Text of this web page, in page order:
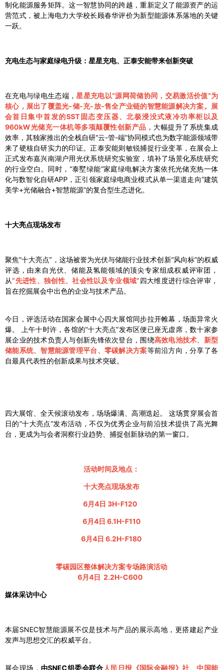
制化能源服务矩阵。这一智慧协同的跨越，重新定义了能源资产的运
营范式，被上海电力大学校长顾春华评价为新型能源体系落地的关键
一跃。
充电生态与家庭绿电升级：星星充电、正泰安能带来创新突破
在充电与绿电生态端，星星充电以“源网荷储协同，交易激活价值”为
核心，展出了覆盖光-储-充-放-售全产业链的智慧能源解决方案。展
会首日集中首发的SST固态变压器、北极浸没式液冷功率柜以及
960kW光储充一体机等多项颠覆性创新产品 ，大幅提升了系统集成
效率，其独家推出的全栈自研“云-管-端”协同模式也为数字能源领域带
来了硬核自研实力的印证。正泰安能则敏锐捕捉行业变革，在展会上
正式发布嘉兴南湖户用光伏系统研究实验室，填补了场景化系统研究
的行业空白。同时，“泰墅绿能”家庭绿电解决方案依托光储充热一体
化与数智化自研APP，正引领家庭绿电商业模式从单一渠道走向“建筑
美学+光储融合+智慧能源”的复合型生态进化。
十大亮点现场发布
聚焦“十大亮点”，这场被誉为光伏与储能行业技术创新“风向标”的权威
评选，由来自光伏、储能及氢能领域的顶尖专家组成权威评审团，
从“先进性、独创性、社会性以及专业领域”四大维度进行综合评审，
旨在挖掘展会中出色的企业与技术产品。
今日，评选活动在国家会展中心四大展馆同步拉开帷幕，场面异常火
爆。 上午十时许，各馆的“十大亮点”发布区便已座无虚席，数十家参
展企业的技术负责人与创新先锋依次登台，围绕高效电池技术、新型
储能系统、智慧能源管理平台、零碳解决方案等前沿方向，分享了各
自最具代表性的创新成果与技术突破。
四大展馆、全天候滚动发布，场场爆满、高潮迭起。 这场贯穿展会首
日的“十大亮点”发布活动，不仅为优秀企业与前沿技术提供了高光舞
台，更成为与会者洞察行业趋势、捕捉创新脉动的第一窗口。
活动时间及地点：
十大亮点现场发布
6月4日 3H-F120
6月4日 6.1H-F110
6月4日 6.2H-F180
零碳园区整体解决方案专场路演活动
6月4日 2.2H-C600
媒体采访中心
本届SNEC智慧能源展不仅是技术与产品的展示高地，更搭建起产业
发声与思想交汇的权威平台。
展会现场， 由SNEC组委会联合 人民日报《国际金融报》社、中国能